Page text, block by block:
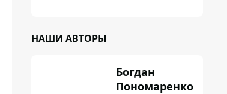
НАШИ АВТОРЫ
Богдан
Пономаренко